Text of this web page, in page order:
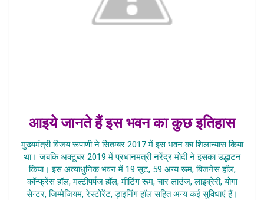
आइये जानते हैं इस भवन का कुछ इतिहास
मुख्यमंत्री विजय रूपाणी ने सितम्बर 2017 में इस भवन का शिलान्यास किया
था। जबकि अक्टूबर 2019 में प्रधानमंत्री नरेंद्र मोदी ने इसका उद्धाटन
किया। इस अत्याधुनिक भवन में 19 सूट, 59 अन्य रूम, बिजनेस हॉल,
कॉन्फ्रेंस हॉल, मल्टीपर्पज हॉल, मीटिंग रूम, चार लाउंज, लाइब्रेरी, योगा
सेन्टर, जिम्मेजियम, रेस्टोरेंट, ड़ाइनिंग हॉल सहित अन्य कई सुविधाएं हैं।